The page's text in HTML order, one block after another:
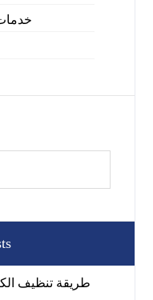
طريقة تنظيف